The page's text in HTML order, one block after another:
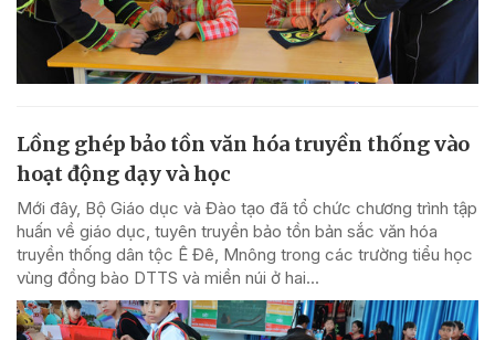
Lồng ghép bảo tồn văn hóa truyền thống vào
hoạt động dạy và học
Mới đây, Bộ Giáo dục và Đào tạo đã tổ chức chương trình tập
huấn về giáo dục, tuyên truyền bảo tồn bản sắc văn hóa
truyền thống dân tộc Ê Đê, Mnông trong các trường tiểu học
vùng đồng bào DTTS và miền núi ở hai...